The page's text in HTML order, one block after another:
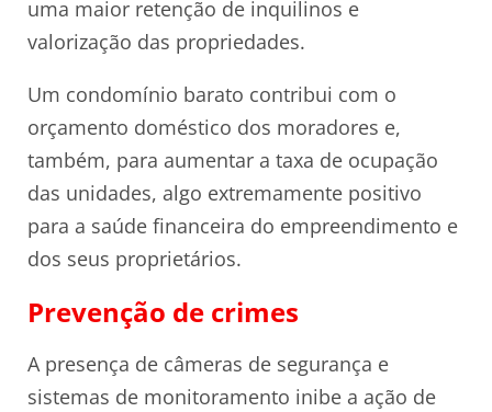
uma maior retenção de inquilinos e
valorização das propriedades.
Um condomínio barato contribui com o
orçamento doméstico dos moradores e,
também, para aumentar a taxa de ocupação
das unidades, algo extremamente positivo
para a saúde financeira do empreendimento e
dos seus proprietários.
Prevenção de crimes
A presença de câmeras de segurança e
sistemas de monitoramento inibe a ação de